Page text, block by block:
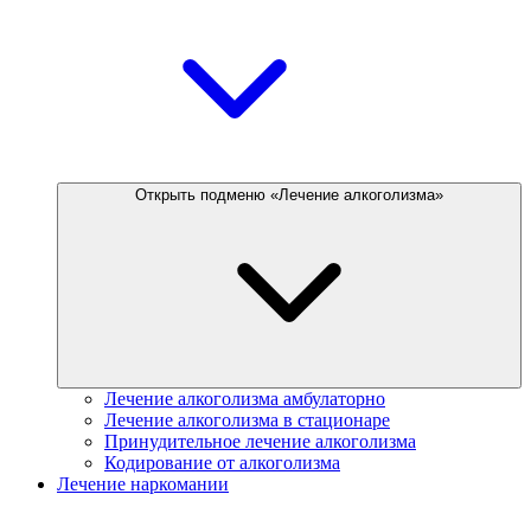
Открыть подменю «Лечение алкоголизма»
Лечение алкоголизма амбулаторно
Лечение алкоголизма в стационаре
Принудительное лечение алкоголизма
Кодирование от алкоголизма
Лечение наркомании